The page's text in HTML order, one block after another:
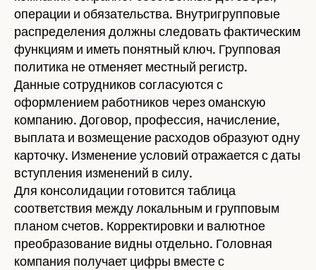
операции и обязательства. Внутригрупповые
распределения должны следовать фактическим
функциям и иметь понятный ключ. Групповая
политика не отменяет местный регистр.
Данные сотрудников согласуются с
оформлением работников через оманскую
компанию. Договор, профессия, начисление,
выплата и возмещение расходов образуют одну
карточку. Изменение условий отражается с даты
вступления изменений в силу.
Для консолидации готовится таблица
соответствия между локальным и групповым
планом счетов. Корректировки и валютное
преобразование видны отдельно. Головная
компания получает цифры вместе с